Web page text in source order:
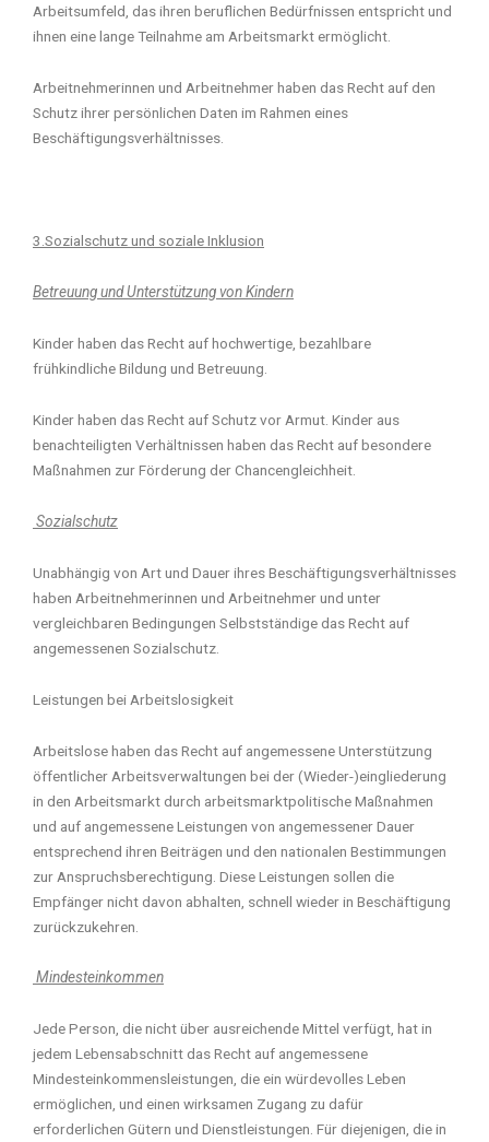
Arbeitsumfeld, das ihren beruflichen Bedürfnissen entspricht und
ihnen eine lange Teilnahme am Arbeitsmarkt ermöglicht.
Arbeitnehmerinnen und Arbeitnehmer haben das Recht auf den
Schutz ihrer persönlichen Daten im Rahmen eines
Beschäftigungsverhältnisses.
3.Sozialschutz und soziale Inklusion
Betreuung und Unterstützung von Kindern
Kinder haben das Recht auf hochwertige, bezahlbare
frühkindliche Bildung und Betreuung.
Kinder haben das Recht auf Schutz vor Armut. Kinder aus
benachteiligten Verhältnissen haben das Recht auf besondere
Maßnahmen zur Förderung der Chancengleichheit.
Sozialschutz
Unabhängig von Art und Dauer ihres Beschäftigungsverhältnisses
haben Arbeitnehmerinnen und Arbeitnehmer und unter
vergleichbaren Bedingungen Selbstständige das Recht auf
angemessenen Sozialschutz.
Leistungen bei Arbeitslosigkeit
Arbeitslose haben das Recht auf angemessene Unterstützung
öffentlicher Arbeitsverwaltungen bei der (Wieder-)eingliederung
in den Arbeitsmarkt durch arbeitsmarktpolitische Maßnahmen
und auf angemessene Leistungen von angemessener Dauer
entsprechend ihren Beiträgen und den nationalen Bestimmungen
zur Anspruchsberechtigung. Diese Leistungen sollen die
Empfänger nicht davon abhalten, schnell wieder in Beschäftigung
zurückzukehren.
Mindesteinkommen
Jede Person, die nicht über ausreichende Mittel verfügt, hat in
jedem Lebensabschnitt das Recht auf angemessene
Mindesteinkommensleistungen, die ein würdevolles Leben
ermöglichen, und einen wirksamen Zugang zu dafür
erforderlichen Gütern und Dienstleistungen. Für diejenigen, die in